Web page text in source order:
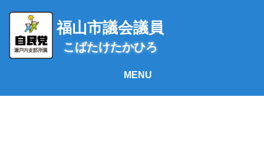
ス
福山市議会議員
こばたけたかひろ